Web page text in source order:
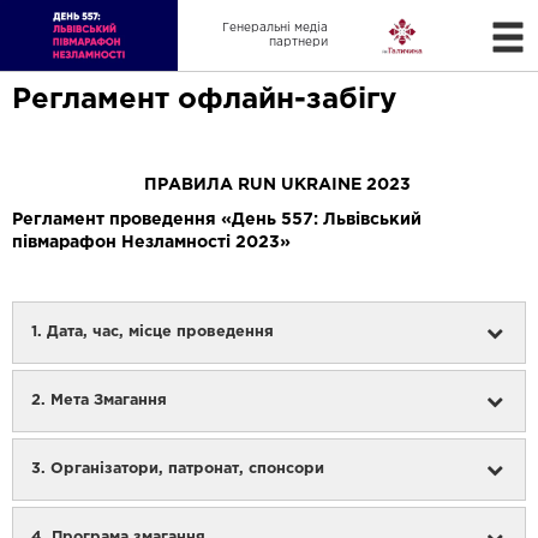
Генеральні медіа
партнери
Регламент офлайн-забігу
ПРАВИЛА RUN UKRAINE 2023
Регламент проведення «День 557: Львівський
півмарафон Незламності 2023»
1. Дата, час, місце проведення
2. Мета Змагання
3. Організатори, патронат, спонсори